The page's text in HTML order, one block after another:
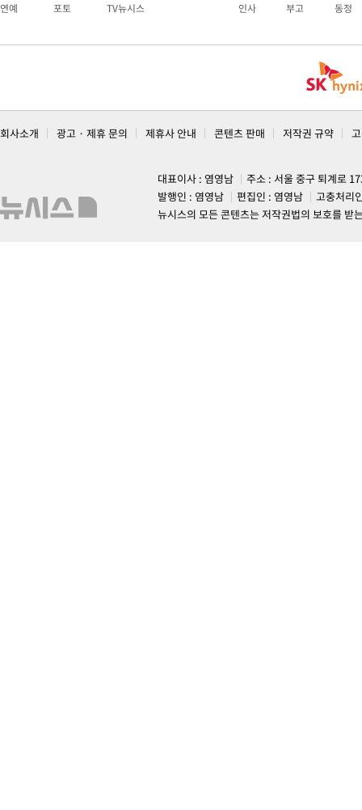
연예 포토 TV뉴시스 인사 부고 동정
회사소개 광고 · 제휴 문의 제휴사 안내 콘텐츠 판매 저작권 규약
대표이사 : 염영남
주소 : 서울 중구 퇴계로
발행인 : 염영남
편집인 : 염영남
고충처리
뉴시스의 모든 콘텐츠는 저작권법의 보호를